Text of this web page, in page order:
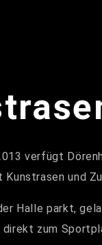
verfügt
und
Halle parkt,
direkt zum